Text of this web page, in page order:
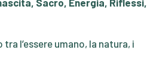
, Sacro, Energia, Riflessi,
l’essere umano, la natura, i